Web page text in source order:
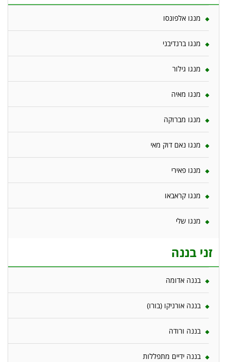
מנגו אלפונסו
מנגו ברנדיבני
מנגו גילור
מנגו מאיה
מנגו מברוקה
מנגו נאם דוק מאי
מנגו פאירי
מנגו קראבאו
מנגו שלי
זני בננה
בננה אדומה
בננה אורניקו (בורו)
בננה ורודה
בננה ידיים מתפללות